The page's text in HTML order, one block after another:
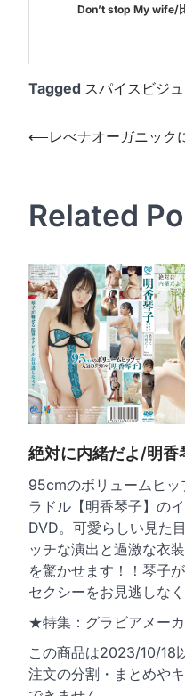
Don’t stop My wife/
Tagged スパイスビジ
投
ビ
ー
シ
ョ
ン
⟵レべナオーガニック
Related
絶対に内緒だよ/明香
95cmのボリュームヒッ
ラドル【明香琴子】の
DVD。可愛らしい見た
ッチな演出と過激な衣
を驚かせます！！琴子
セクシーをお見逃しなく
★特集：グラビアメー
この商品は2023/10/18
注文の分割・まとめや